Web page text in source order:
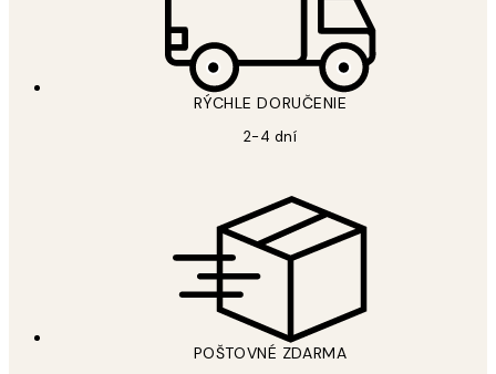
RÝCHLE DORUČENIE
2-4 dní
POŠTOVNÉ ZDARMA